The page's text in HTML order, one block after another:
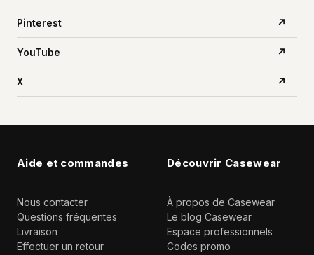
Pinterest ↗
YouTube ↗
X ↗
Aide et commandes
Nous contacter
Questions fréquentes
Livraison
Effectuer un retour
Découvrir Casewear
À propos de Casewear
Le blog Casewear
Espace professionnels
Codes promo